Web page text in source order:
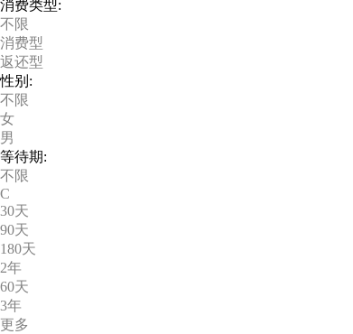
消费类型:
不限
消费型
返还型
性别:
不限
女
男
等待期:
不限
C
30天
90天
180天
2年
60天
3年
更多